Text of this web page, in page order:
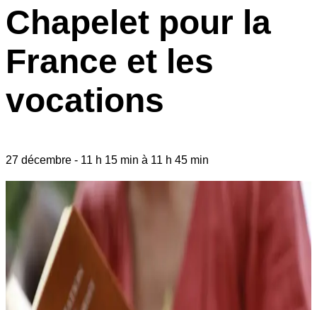
Chapelet pour la
France et les
vocations
27 décembre - 11 h 15 min à 11 h 45 min